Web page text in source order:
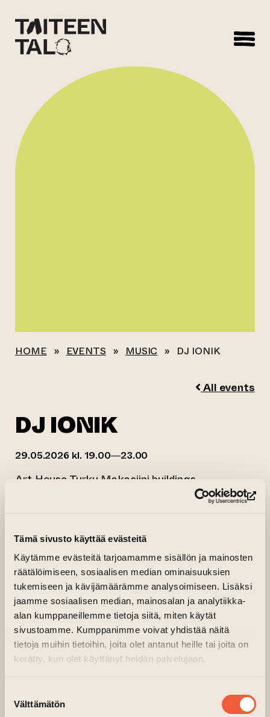
Tämä sivusto käyttää evästeitä
Käytämme evästeitä tarjoamamme sisällön ja mainosten
räätälöimiseen, sosiaalisen median ominaisuuksien
tukemiseen ja kävijämäärämme analysoimiseen. Lisäksi
jaamme sosiaalisen median, mainosalan ja analytiikka-
alan kumppaneillemme tietoja siitä, miten käytät
sivustoamme. Kumppanimme voivat yhdistää näitä
tietoja muihin tietoihin, joita olet antanut heille tai joita on
kerätty, kun olet käyttänyt heidän palvelujaan.
valinta
Välttämätön
HOME » EVENTS » MUSIC » DJ IONIK
All events
DJ IONIK
29.05.2026 kl. 19.00—23.00
Art House Turku Makasiini buildings